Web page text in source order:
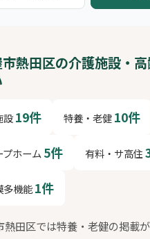
熱田区の介護施設・
設19件 特養・老健10件
プホーム 5件 有料・サ高住
多機能1件
熱田区では特養・老健の掲載